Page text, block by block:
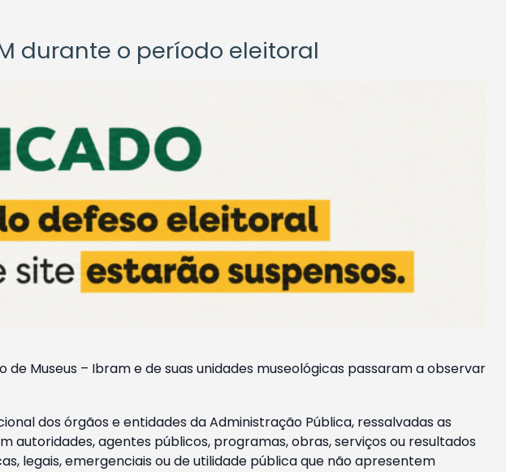
durante o período eleitoral
Museus – Ibram e de suas unidades museológicas passaram a observar
dos órgãos e entidades da Administração Pública, ressalvadas as
agentes públicos, programas, obras, serviços ou resultados
legais, emergenciais ou de utilidade pública que não apresentem